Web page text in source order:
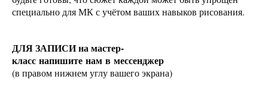
специально для МК с учётом ваших навыков рисования.
ДЛЯ ЗАПИСИ на мастер-
класс напишите нам в мессенджер
(в правом нижнем углу вашего экрана)